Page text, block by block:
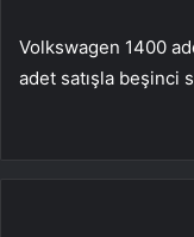
Volkswagen 1400
adet satışla beşinci